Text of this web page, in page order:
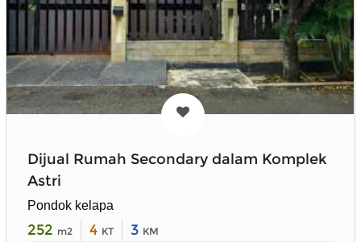
Dijual Rumah Secondary dalam Komplek
Astri
Pondok kelapa
252 m2 4 KT 3 KM